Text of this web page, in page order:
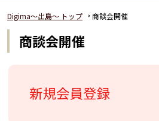
Digima～出島～ トップ 商談会開催
商談会開催